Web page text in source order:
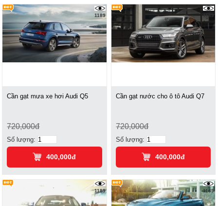
1189
Cần gạt mưa xe hơi Audi Q5
720,000đ
Số lượng:
400,000đ
1189
Cần gạt nước cho ô tô Audi Q7
720,000đ
Số lượng:
400,000đ
1189 1189